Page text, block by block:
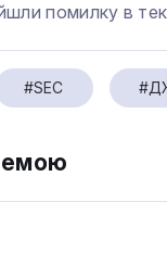
помилку в
#SEC